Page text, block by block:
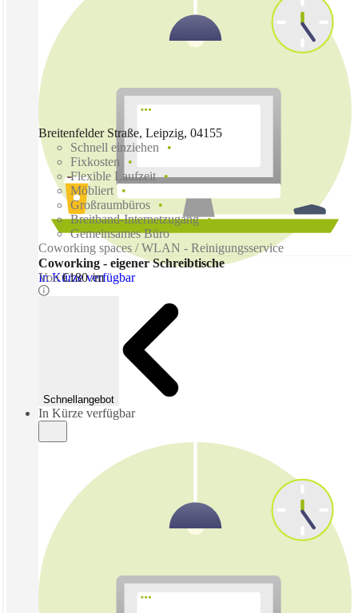
In Kürze verfügbar
Breitenfelder Straße, Leipzig, 04155
Schnell einziehen
Fixkosten
Flexible Laufzeit
Möbliert
Großraumbüros
Breitband-Internetzugang
Gemeinsames Büro
Coworking spaces / WLAN - Reinigungsservice
Coworking - eigener Schreibtische
Von €180 /m
Schnellangebot
In Kürze verfügbar